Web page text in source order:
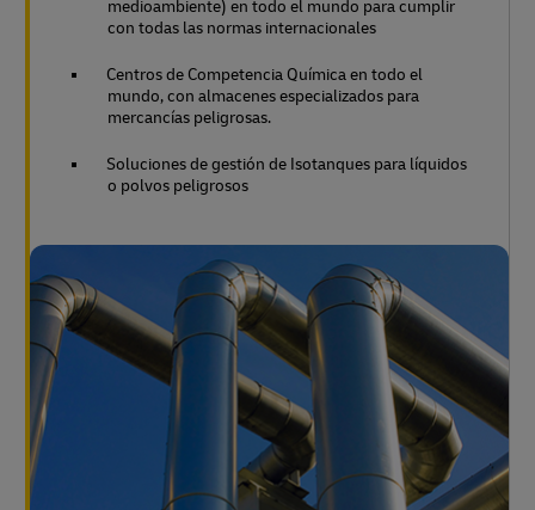
medioambiente) en todo el mundo para cumplir
con todas las normas internacionales
Centros de Competencia Química en todo el
mundo, con almacenes especializados para
mercancías peligrosas.
Soluciones de gestión de Isotanques para líquidos
o polvos peligrosos